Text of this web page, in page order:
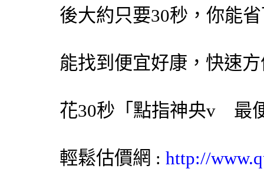
後大約只要30秒，你能
能找到便宜好康，快速
花30秒「點指神央v 最
輕鬆估價網 : http://